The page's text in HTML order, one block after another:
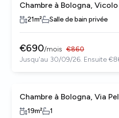
Chambre à Bologna,
21m² Salle de bain privée
€690/mois €860
Jusqu'au 30/09/26. Ensuite
Chambre à Bologna, Via
19m² 1